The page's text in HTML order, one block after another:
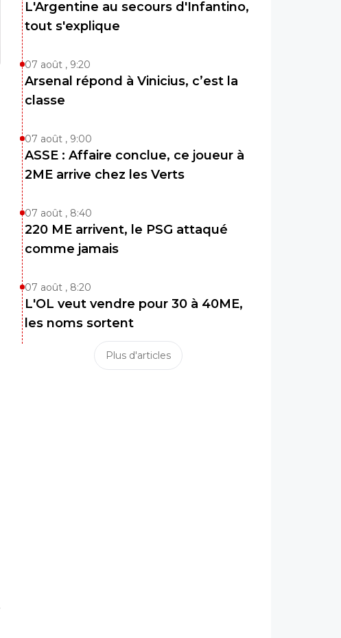
L'Argentine au secours d'Infantino,
tout s'explique
07 août , 9:20
Arsenal répond à Vinicius, c’est la
classe
07 août , 9:00
ASSE : Affaire conclue, ce joueur à
2ME arrive chez les Verts
07 août , 8:40
220 ME arrivent, le PSG attaqué
comme jamais
07 août , 8:20
L'OL veut vendre pour 30 à 40ME,
les noms sortent
Plus d'articles